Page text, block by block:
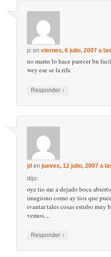
jc enviernes, 6 julio, 2007 a
no mams lo hace parecer bn
wey ese se la rifa
Responder ↓
jd enjueves, 12 julio, 2007 a
dijo:
oye tio me a dejado boca
imagiono como ay tios que
ivantar tales cosas estubo muy
vemos..,.
Responder ↓